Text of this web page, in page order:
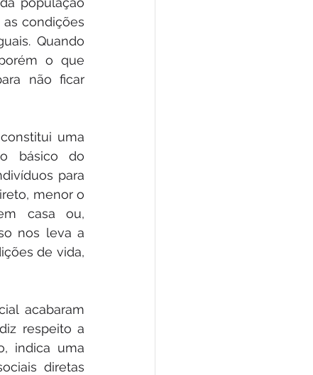
condições
Quando
o que
não ficar
uma
básico do
para
menor o
casa ou,
nos leva a
de vida,
acabaram
respeito a
indica uma
diretas